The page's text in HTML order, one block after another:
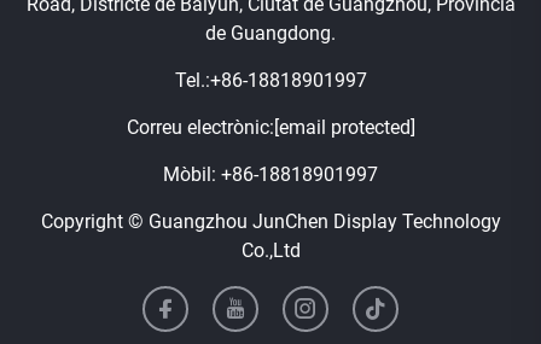
de Guangdong.
Tel.:+86-18818901997
Correu electrònic:[email protected]
Mòbil: +86-18818901997
Copyright © Guangzhou JunChen Display Technology
Co.,Ltd